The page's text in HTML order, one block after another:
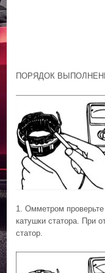
ПОРЯДОК
1. Омметром
катушки статора. При
статор.